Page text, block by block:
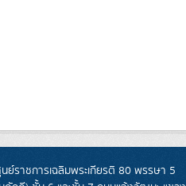
ราชการเฉลิมพระเกียรติ 80 พรรษา 5